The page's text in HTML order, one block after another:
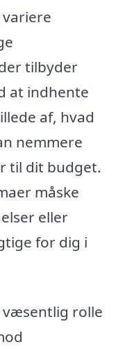
tilbyder
at indhente
af, hvad
nemmere
til dit budget.
måske
eller
for dig i
rolle